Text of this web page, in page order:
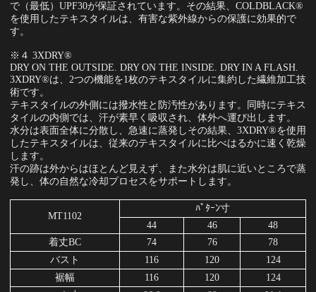
で（最低）UPF30が保証されています。その結果、COLDBLACK®
を使用したテキスタイルは、有害な紫外線からの保護に効果的で
す。
※４ 3XDRY®
DRY ON THE OUTSIDE. DRY ON THE INSIDE. DRY IN A FLASH.
3XDRY®は、2つの機能を1枚のテキスタイルに集約した繊維加工技
術です。
テキスタイルの外側には撥水性と防汚性があります。同時にテキス
タイルの内側では、汗が素早く吸収され、体外へ運び出します。
水分は表面全体に分散し、急速に蒸発しその結果、3XDRY®を使用
したテキスタイルは、従来のテキスタイルに比べはるかに速く乾燥
します。
汗の跡は外からはほとんど見えず、また水分は肌に近いところで蒸
発し、体の自然な冷却プロセスをサポートします。
MT1102
ﾊﾟﾀｰﾝ寸
44
46
48
着丈BC
74 76
78
バスト
116 120
124
裾幅
116 120
124